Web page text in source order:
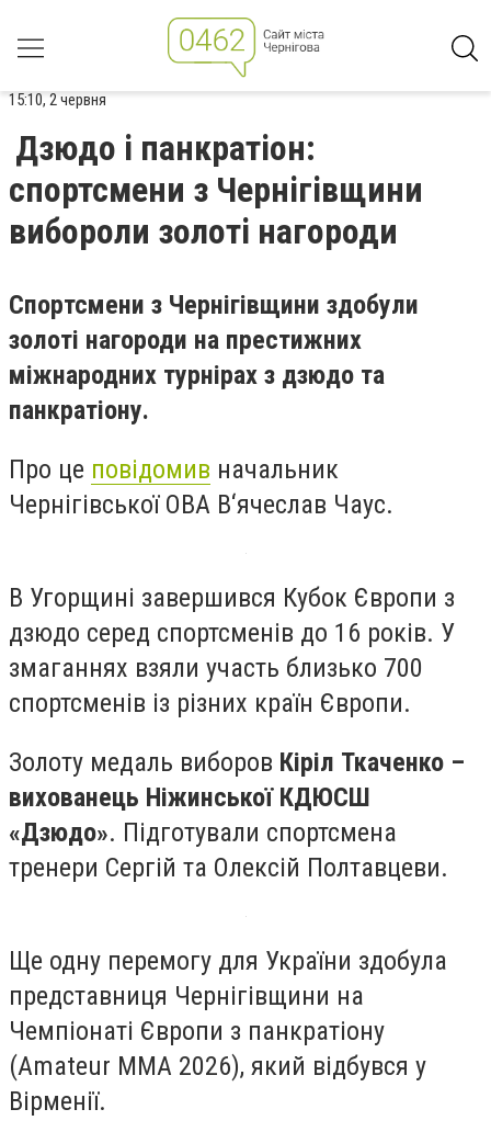
15:10, 2 червня
Дзюдо і панкратіон:
спортсмени з Чернігівщини
вибороли золоті нагороди
Спортсмени з Чернігівщини здобули
золоті нагороди на престижних
міжнародних турнірах з дзюдо та
панкратіону.
Про це повідомив начальник
Чернігівської ОВА В‘ячеслав Чаус.
В Угорщині завершився Кубок Європи з
дзюдо серед спортсменів до 16 років. У
змаганнях взяли участь близько 700
спортсменів із різних країн Європи.
Золоту медаль виборов Кіріл Ткаченко –
вихованець Ніжинської КДЮСШ
«Дзюдо». Підготували спортсмена
тренери Сергій та Олексій Полтавцеви.
Ще одну перемогу для України здобула
представниця Чернігівщини на
Чемпіонаті Європи з панкратіону
(Amateur MMA 2026), який відбувся у
Вірменії.